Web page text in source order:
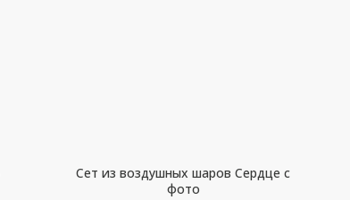
Сет из воздушных шаров Сердце с
фото